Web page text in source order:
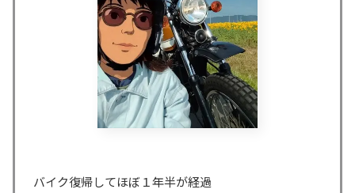
バイク復帰してほぼ１年半が経過